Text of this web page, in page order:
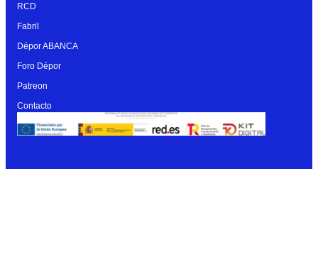
RCD
Fabril
Dépor ABANCA
Foro Dépor
Patreon
Contacto